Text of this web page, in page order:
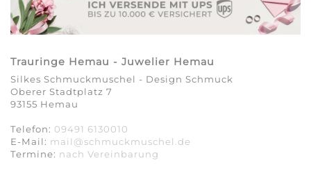
Trauringe Hemau - Juwelier Hemau
Silkes Schmuckmuschel - Design Schmuck
Oberer Stadtplatz 7
93155 Hemau
Telefon: 09491 6130010
E-Mail: mail@schmuckmuschel.de
Termine: nach Vereinbarung​​​​​​​